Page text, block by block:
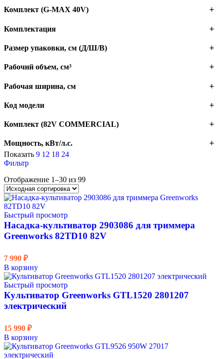
Комплект (G-MAX 40V)
Комплектация
Размер упаковки, см (Д/Ш/В)
Рабочий объем, см³
Рабочая ширина, см
Код модели
Комплект (82V COMMERCIAL)
Мощность, кВт/л.с.
Серия инструментов
Скорость
Тип двигателя
Двигатель
Гарантия
Глубина обработки, см
Мощность, Вт
Редуктор
Рабочая частота вращения, об./мин.
Ширина обработки, см
Показать 9 12 18 24
Фильтр
Отображение 1–30 из 99
Быстрый просмотр
Насадка-культиватор 2903086 для триммера
Greenworks 82TD10 82V
7 990 ₽
В корзину
Быстрый просмотр
Культиватор Greenworks GTL1520 2801207
электрический
15 990 ₽
В корзину